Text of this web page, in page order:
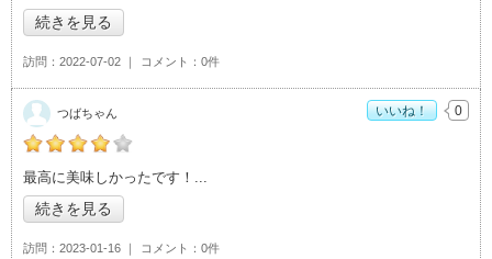
続きを見る
訪問 2022-07-02 コメント 0件
つばちゃんの「nachu café（ナチュカフェ）>」おすすめ度：
最高に美味しかったです！
続きを見る
訪問 2023-01-16 コメント 0件
つばちゃん いいね！ 0